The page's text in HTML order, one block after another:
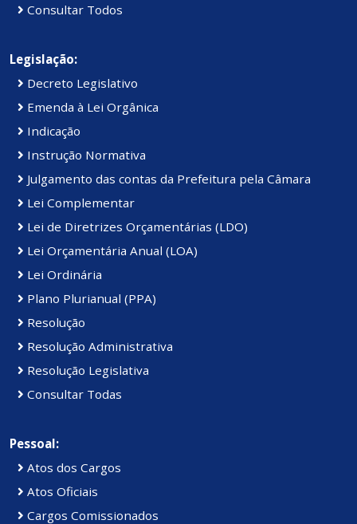
Consultar Todos
Legislação:
Decreto Legislativo
Emenda à Lei Orgânica
Indicação
Instrução Normativa
Julgamento das contas da Prefeitura pela Câmara
Lei Complementar
Lei de Diretrizes Orçamentárias (LDO)
Lei Orçamentária Anual (LOA)
Lei Ordinária
Plano Plurianual (PPA)
Resolução
Resolução Administrativa
Resolução Legislativa
Consultar Todas
Pessoal:
Atos dos Cargos
Atos Oficiais
Cargos Comissionados